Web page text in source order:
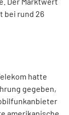
bei rund 26
hatte
gegeben,